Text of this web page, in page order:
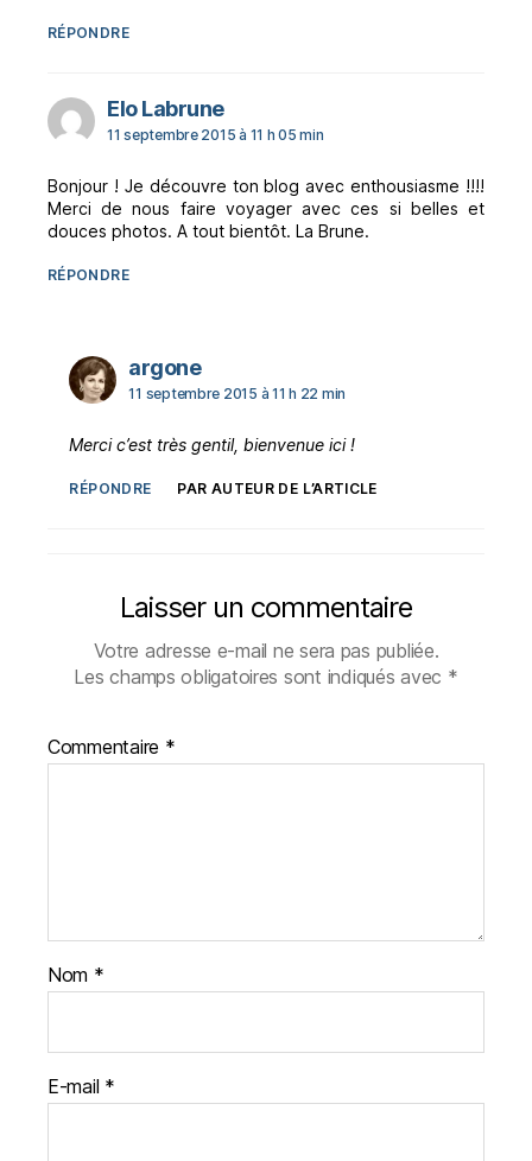
RÉPONDRE
Elo Labrunedit :
11 septembre 2015 à 11 h 05 min
Bonjour ! Je découvre ton blog avec enthousiasme !!!!
Merci de nous faire voyager avec ces si belles et
douces photos. A tout bientôt. La Brune.
RÉPONDRE
argonedit :
11 septembre 2015 à 11 h 22 min
Merci c’est très gentil, bienvenue ici !
RÉPONDRE PAR AUTEUR DE L’ARTICLE
Laisser un commentaire
Votre adresse e-mail ne sera pas publiée.
Les champs obligatoires sont indiqués avec *
Commentaire *
Nom *
E-mail *